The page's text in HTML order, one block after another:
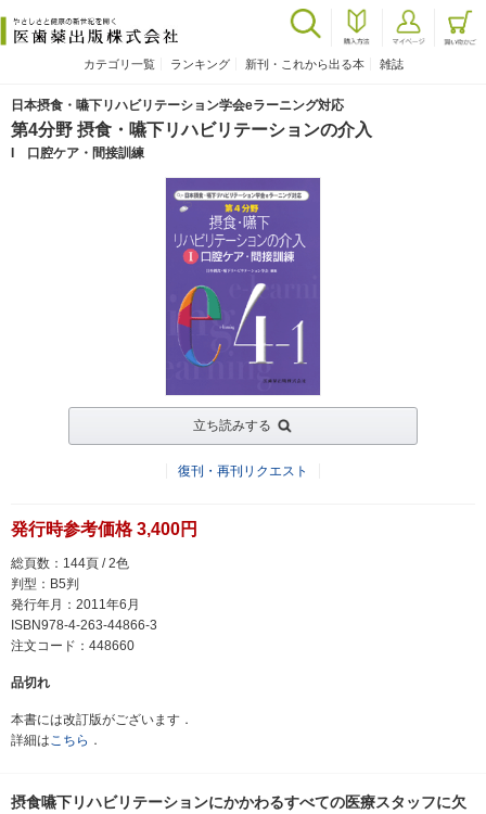
カテゴリ一覧 ランキング 新刊・これから出る本 雑誌
日本摂食・嚥下リハビリテーション学会eラーニング対応
第4分野 摂食・嚥下リハビリテーションの介入
I 口腔ケア・間接訓練
立ち読みする
復刊・再刊リクエスト
発行時参考価格 3,400円
総頁数：144頁 / 2色
判型：B5判
発行年月：2011年6月
ISBN978-4-263-44866-3
注文コード：448660
品切れ
本書には改訂版がございます．
詳細はこちら ．
摂食嚥下リハビリテーションにかかわるすべての医療スタッフに欠